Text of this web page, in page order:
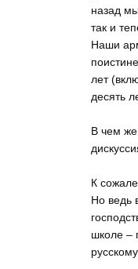
назад
так и
Наши
лет
десять
В чем же
К
Но ведь
школе –